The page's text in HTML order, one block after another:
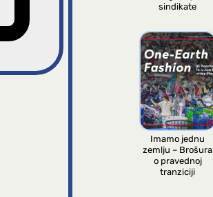
sindikate
Imamo jednu
zemlju – Brošura
o pravednoj
tranziciji